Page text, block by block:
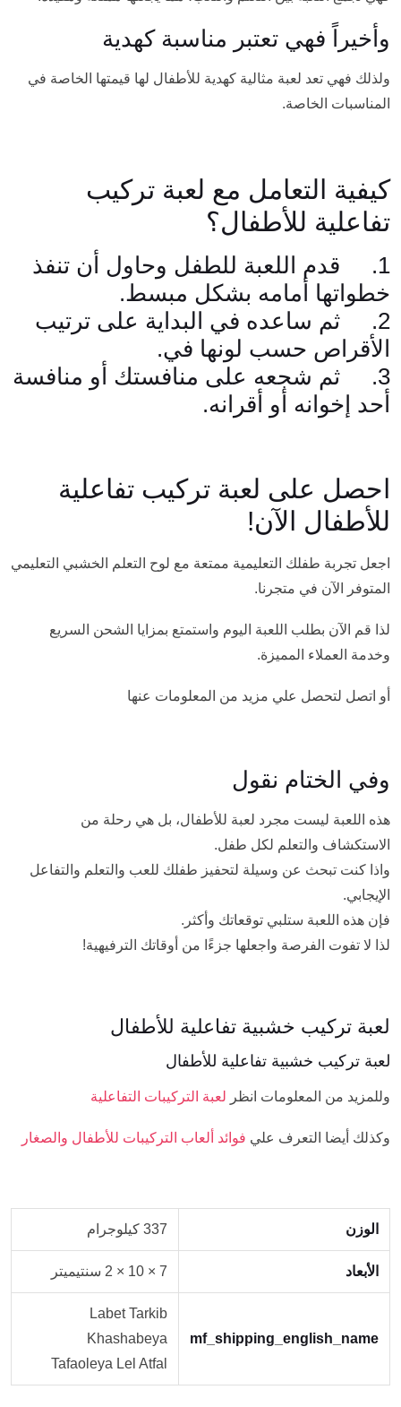
وأخيراً فهي تعتبر مناسبة كهدية
ولذلك فهي تعد لعبة مثالية كهدية للأطفال لها قيمتها الخاصة في
المناسبات الخاصة.
كيفية التعامل مع لعبة تركيب
تفاعلية للأطفال؟
1. قدم اللعبة للطفل وحاول أن تنفذ
خطواتها أمامه بشكل مبسط.
2. ثم ساعده في البداية على ترتيب
الأقراص حسب لونها في.
3. ثم شجعه على منافستك أو منافسة
أحد إخوانه أو أقرانه.
احصل على لعبة تركيب تفاعلية
للأطفال الآن!
اجعل تجربة طفلك التعليمية ممتعة مع لوح التعلم الخشبي التعليمي
المتوفر الآن في متجرنا.
لذا قم الآن بطلب اللعبة اليوم واستمتع بمزايا الشحن السريع
وخدمة العملاء المميزة.
أو اتصل لتحصل علي مزيد من المعلومات عنها
وفي الختام نقول
هذه اللعبة ليست مجرد لعبة للأطفال، بل هي رحلة من
الاستكشاف والتعلم لكل طفل.
واذا كنت تبحث عن وسيلة لتحفيز طفلك للعب والتعلم والتفاعل
الإيجابي.
فإن هذه اللعبة ستلبي توقعاتك وأكثر.
لذا لا تفوت الفرصة واجعلها جزءًا من أوقاتك الترفيهية!
لعبة تركيب خشبية تفاعلية للأطفال
لعبة تركيب خشبية تفاعلية للأطفال
وللمزيد من المعلومات انظر لعبة التركيبات التفاعلية
وكذلك أيضا التعرف علي فوائد ألعاب التركيبات للأطفال والصغار
الوزن 337 كيلوجرام
الأبعاد 7 × 10 × 2 سنتيميتر
mf_shipping_english_name
Labet Tarkib
Khashabeya
Tafaoleya Lel Atfal